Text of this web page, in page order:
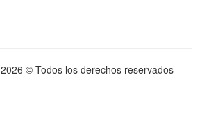
2026 © Todos los derechos reservados